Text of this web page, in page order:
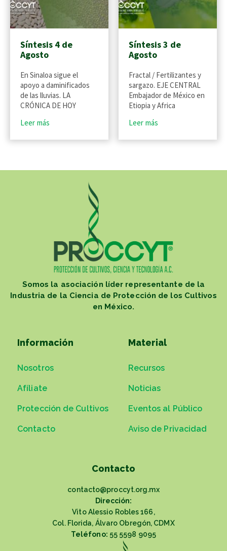
Síntesis 4 de
Agosto
En Sinaloa sigue el
apoyo a daminificados
de las lluvias. LA
CRÓNICA DE HOY
Leer más
Síntesis 3 de
Agosto
Fractal / Fertilizantes y
sargazo. EJE CENTRAL
Embajador de México en
Etiopia y Africa
Leer más
Somos la asociación líder representante de la
Industria de la Ciencia de Protección de los Cultivos
en México.
Información
Nosotros
Afíliate
Protección de Cultivos
Contacto
Material
Recursos
Noticias
Eventos al Público
Aviso de Privacidad
Contacto
contacto@proccyt.org.mx
Dirección:
Vito Alessio Robles 166,
Col. Florida, Álvaro Obregón, CDMX
Teléfono: 55 5598 9095